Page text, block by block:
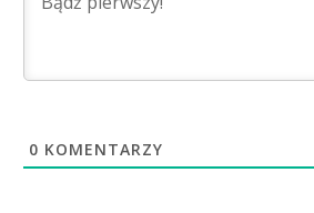
0 KOMENTARZY